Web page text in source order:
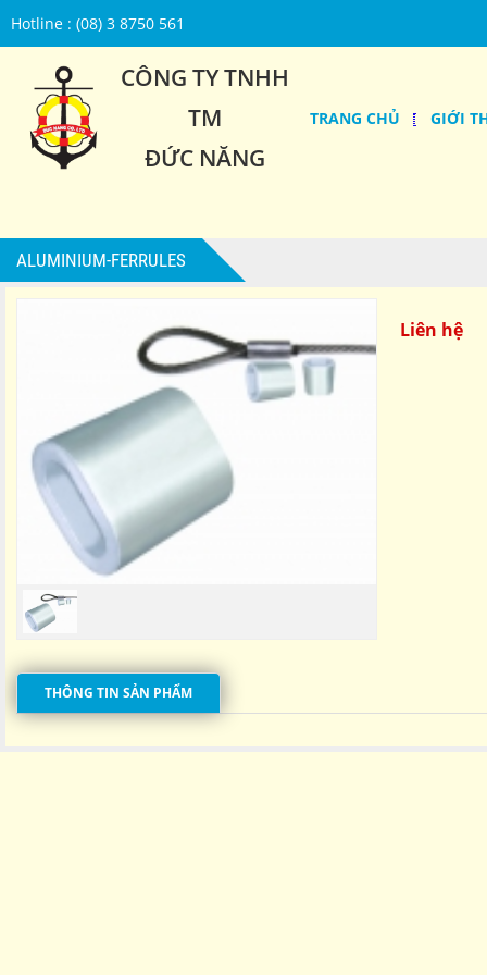
Hotline : (08) 3 8750 561
CÔNG TY TNHH
TM
ĐỨC NĂNG
TRANG CHỦ GIỚI
ALUMINIUM-FERRULES
Liên hệ
THÔNG TIN SẢN PHẨM